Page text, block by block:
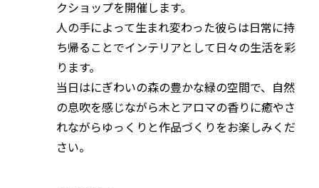
クショップを開催します。
人の手によって生まれ変わった彼らは日常に持
ち帰ることでインテリアとして日々の生活を彩
ります。
当日はにぎわいの森の豊かな緑の空間で、自然
の息吹を感じながら木とアロマの香りに癒やさ
れながらゆっくりと作品づくりをお楽しみくだ
さい。